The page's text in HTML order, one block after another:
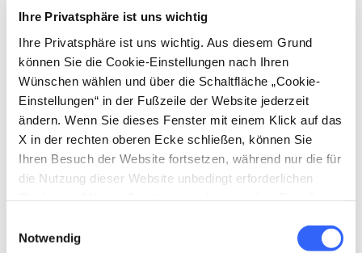
Ihre Privatsphäre ist uns wichtig
Ihre Privatsphäre ist uns wichtig. Aus diesem Grund
können Sie die Cookie-Einstellungen nach Ihren
Wünschen wählen und über die Schaltfläche „Cookie-
Einstellungen“ in der Fußzeile der Website jederzeit
ändern. Wenn Sie dieses Fenster mit einem Klick auf das
X in der rechten oberen Ecke schließen, können Sie
Ihren Besuch der Website fortsetzen, während nur die für
die Nutzung dieser Website unbedingt erforderlichen
Zustimmung.
Notwendig
fullscreen Auf der Karte erkunden
vertical_align_top 1335 mt
vertical_align_bottom 506 mt
Hinweise
directions_bike Fahrradtyp